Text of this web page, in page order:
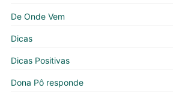
De Onde Vem
Dicas
Dicas Positivas
Dona Pô responde